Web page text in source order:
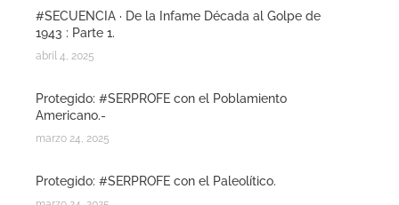
#SECUENCIA · De la Infame Década al Golpe de
1943 : Parte 1.
abril 4, 2025
Protegido: #SERPROFE con el Poblamiento
Americano.-
marzo 24, 2025
Protegido: #SERPROFE con el Paleolítico.